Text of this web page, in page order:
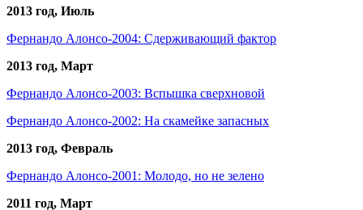
2013 год, Июль
Фернандо Алонсо-2004: Сдерживающий фактор
2013 год, Март
Фернандо Алонсо-2003: Вспышка сверхновой
Фернандо Алонсо-2002: На скамейке запасных
2013 год, Февраль
Фернандо Алонсо-2001: Молодо, но не зелено
2011 год, Март